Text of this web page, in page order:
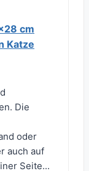
cm
Katze
Die
oder
auch auf
Seite...